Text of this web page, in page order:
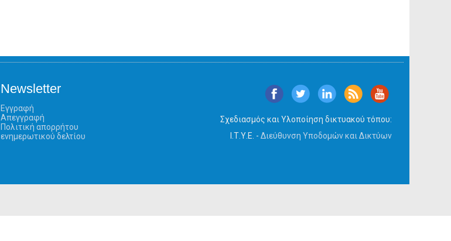
Newsletter
Εγγραφή
Απεγγραφή
Πολιτική απορρήτου
ενημερωτικού δελτίου
Σχεδιασμός και Υλοποίηση δικτυακού τόπου:
Ι.Τ.Υ.Ε. - Διεύθυνση Υποδομών και Δικτύων